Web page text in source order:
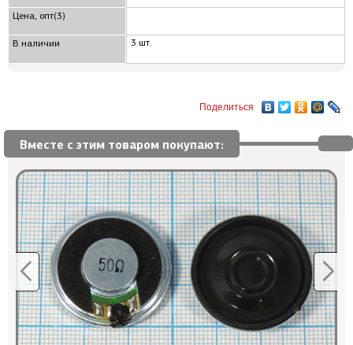
Цена, опт(3)
В наличии 3 шт.
Поделиться
Вместе с этим товаром покупают: